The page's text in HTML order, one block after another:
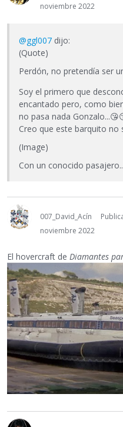
noviembre 2022
@ggl007 dijo:
(Quote)
Perdón, no pretendía ser
Soy el primero que
encantado pero, como
no pasa nada Gonzalo...😘
Creo que este barquito no
(Image)
Con un conocido
007_David_Acín
noviembre 2022
El hovercraft de Diamantes